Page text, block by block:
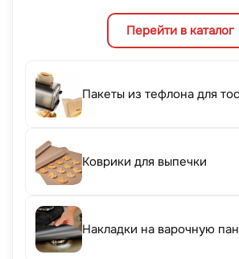
Перейти в каталог
Пакеты из тефлона для
Коврики для выпечки
Накладки на варочную